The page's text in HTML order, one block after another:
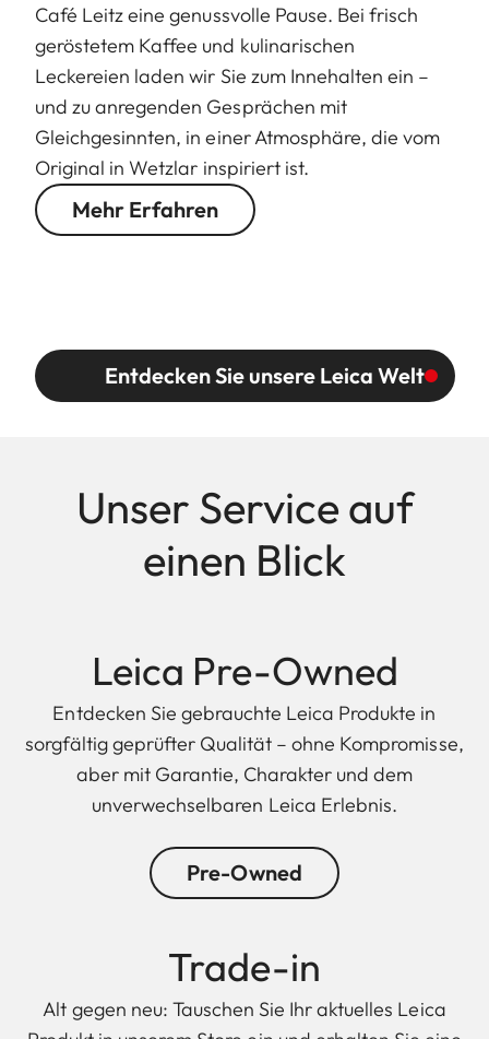
Café Leitz eine genussvolle Pause. Bei frisch
geröstetem Kaffee und kulinarischen
Leckereien laden wir Sie zum Innehalten ein –
und zu anregenden Gesprächen mit
Gleichgesinnten, in einer Atmosphäre, die vom
Original in Wetzlar inspiriert ist.
Mehr Erfahren
Entdecken Sie unsere Leica Welt
Unser Service auf
einen Blick
Leica Pre-Owned
Entdecken Sie gebrauchte Leica Produkte in
sorgfältig geprüfter Qualität – ohne Kompromisse,
aber mit Garantie, Charakter und dem
unverwechselbaren Leica Erlebnis.
Pre-Owned
Trade-in
Alt gegen neu: Tauschen Sie Ihr aktuelles Leica